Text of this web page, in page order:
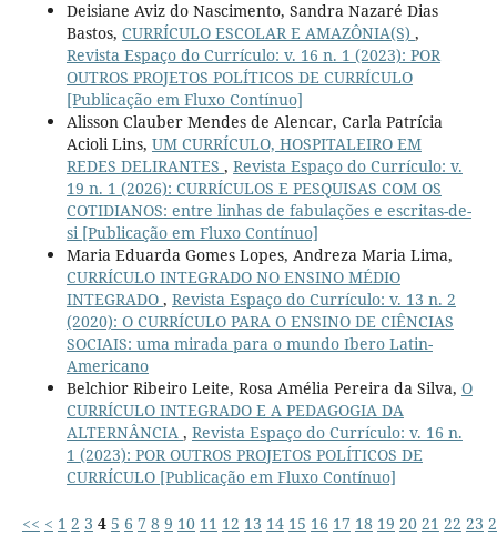
Deisiane Aviz do Nascimento, Sandra Nazaré Dias
Bastos, CURRÍCULO ESCOLAR E AMAZÔNIA(S) ,
Revista Espaço do Currículo: v. 16 n. 1 (2023): POR
OUTROS PROJETOS POLÍTICOS DE CURRÍCULO
[Publicação em Fluxo Contínuo]
Alisson Clauber Mendes de Alencar, Carla Patrícia
Acioli Lins, UM CURRÍCULO, HOSPITALEIRO EM
REDES DELIRANTES , Revista Espaço do Currículo: v.
19 n. 1 (2026): CURRÍCULOS E PESQUISAS COM OS
COTIDIANOS: entre linhas de fabulações e escritas-de-
si [Publicação em Fluxo Contínuo]
Maria Eduarda Gomes Lopes, Andreza Maria Lima,
CURRÍCULO INTEGRADO NO ENSINO MÉDIO
INTEGRADO , Revista Espaço do Currículo: v. 13 n. 2
(2020): O CURRÍCULO PARA O ENSINO DE CIÊNCIAS
SOCIAIS: uma mirada para o mundo Ibero Latin-
Americano
Belchior Ribeiro Leite, Rosa Amélia Pereira da Silva, O
CURRÍCULO INTEGRADO E A PEDAGOGIA DA
ALTERNÂNCIA , Revista Espaço do Currículo: v. 16 n.
1 (2023): POR OUTROS PROJETOS POLÍTICOS DE
CURRÍCULO [Publicação em Fluxo Contínuo]
<< < 1 2 3 4 5 6 7 8 9 10 11 12 13 14 15 16 17 18 19 20 21 22 23